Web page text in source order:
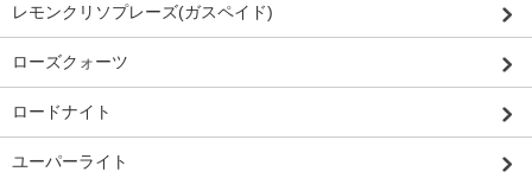
レモンクリソプレーズ(ガスペイド)
ローズクォーツ
ロードナイト
ユーパーライト